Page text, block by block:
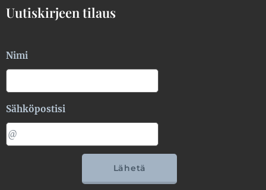
Uutiskirjeen tilaus
Nimi
Sähköpostisi
Lähetä